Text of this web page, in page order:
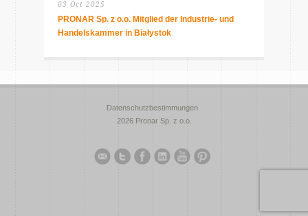
03 Oct 2025
PRONAR Sp. z o.o. Mitglied der Industrie- und
Handelskammer in Białystok
Datenschutzbestimmungen
2026 Pronar Sp. z o.o.